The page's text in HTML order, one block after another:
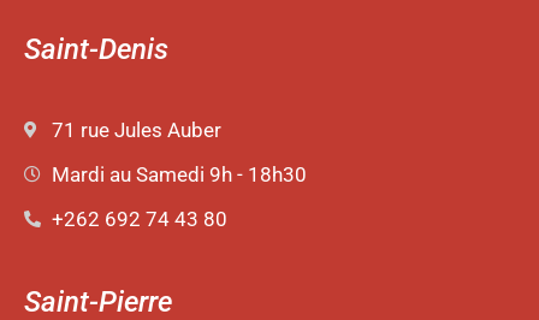
Saint-Denis
71 rue Jules Auber
Mardi au Samedi 9h - 18h30
+262 692 74 43 80
Saint-Pierre